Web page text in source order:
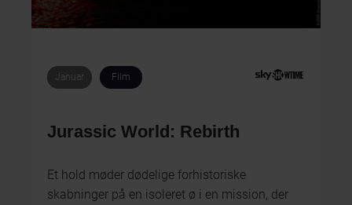
Januar Film
Jurassic World: Rebirth
Et hold møder dødelige forhistoriske
skabninger på en isoleret ø i en mission, der